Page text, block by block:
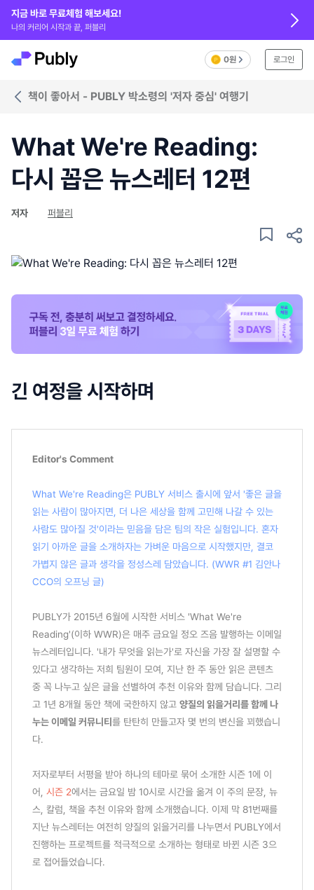
지금 바로 무료체험 해보세요!
나의 커리어 시작과 끝, 퍼블리
0원 로그인
책이 좋아서 - PUBLY 박소령의 '저자 중심' 여행기
What We're Reading:
다시 꼽은 뉴스레터 12편
저자 퍼블리
긴 여정을 시작하며
Editor's Comment
What We're Reading은 PUBLY 서비스 출시에 앞서 '좋은 글을
읽는 사람이 많아지면, 더 나은 세상을 함께 고민해 나갈 수 있는
사람도 많아질 것'이라는 믿음을 담은 팀의 작은 실험입니다. 혼자
읽기 아까운 글을 소개하자는 가벼운 마음으로 시작했지만, 결코
가볍지 않은 글과 생각을 정성스레 담았습니다. (WWR #1 김안나
CCO의 오프닝 글)
PUBLY가 2015년 6월에 시작한 서비스 'What We're
Reading'(이하 WWR)은 매주 금요일 정오 즈음 발행하는 이메일
뉴스레터입니다. '내가 무엇을 읽는가'로 자신을 가장 잘 설명할 수
있다고 생각하는 저희 팀원이 모여, 지난 한 주 동안 읽은 콘텐츠
중 꼭 나누고 싶은 글을 선별하여 추천 이유와 함께 담습니다. 그리
고 1년 8개월 동안 책에 국한하지 않고 양질의 읽을거리를 함께 나
누는 이메일 커뮤니티를 탄탄히 만들고자 몇 번의 변신을 꾀했습니
다.
저자로부터 서평을 받아 하나의 테마로 묶어 소개한 시즌 1에 이
어, 시즌 2에서는 금요일 밤 10시로 시간을 옮겨 이 주의 문장, 뉴
스, 칼럼, 책을 추천 이유와 함께 소개했습니다. 이제 막 81번째를
지난 뉴스레터는 여전히 양질의 읽을거리를 나누면서 PUBLY에서
진행하는 프로젝트를 적극적으로 소개하는 형태로 바뀐 시즌 3으
로 접어들었습니다.